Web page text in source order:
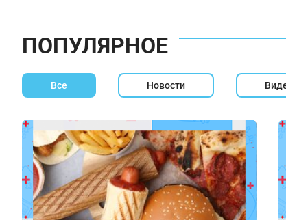
ПОПУЛЯРНОЕ
Все Новости